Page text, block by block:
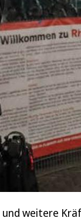
weitere